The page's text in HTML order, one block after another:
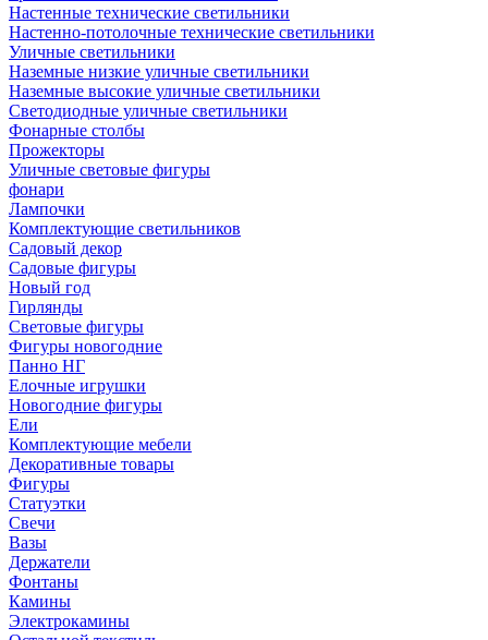
Настенные технические светильники
Настенно-потолочные технические светильники
Уличные светильники
Наземные низкие уличные светильники
Наземные высокие уличные светильники
Светодиодные уличные светильники
Фонарные столбы
Прожекторы
Уличные световые фигуры
фонари
Лампочки
Комплектующие светильников
Садовый декор
Садовые фигуры
Новый год
Гирлянды
Световые фигуры
Фигуры новогодние
Панно НГ
Елочные игрушки
Новогодние фигуры
Ели
Комплектующие мебели
Декоративные товары
Фигуры
Статуэтки
Свечи
Вазы
Держатели
Фонтаны
Камины
Электрокамины